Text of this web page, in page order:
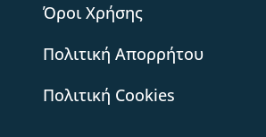
Όροι Χρήσης
Πολιτική Απορρήτου
Πολιτική Cookies